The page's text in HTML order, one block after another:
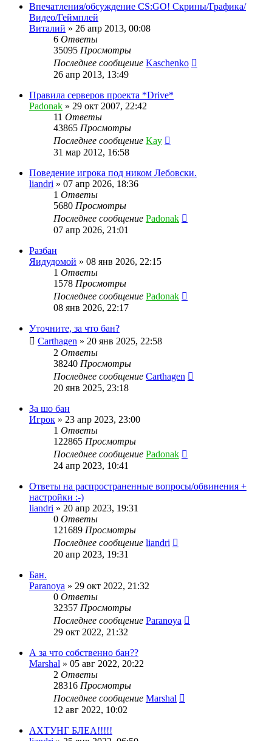
Впечатления/обсуждение CS:GO! Скрины/Графика/
Видео/Геймплей
Виталий » 26 апр 2013, 00:08
6 Ответы
35095 Просмотры
Последнее сообщение Kaschenko
26 апр 2013, 13:49
Правила серверов проекта *Drive*
Padonak » 29 окт 2007, 22:42
11 Ответы
43865 Просмотры
Последнее сообщение Kay
31 мар 2012, 16:58
Поведение игрока под ником Лебовски.
liandri » 07 апр 2026, 18:36
1 Ответы
5680 Просмотры
Последнее сообщение Padonak
07 апр 2026, 21:01
Разбан
Яидудомой » 08 янв 2026, 22:15
1 Ответы
1578 Просмотры
Последнее сообщение Padonak
08 янв 2026, 22:17
Уточните, за что бан?
Carthagen » 20 янв 2025, 22:58
2 Ответы
38240 Просмотры
Последнее сообщение Carthagen
20 янв 2025, 23:18
За шо бан
Игрок » 23 апр 2023, 23:00
1 Ответы
122865 Просмотры
Последнее сообщение Padonak
24 апр 2023, 10:41
Ответы на распространенные вопросы/обвинения +
настройки :-)
liandri » 20 апр 2023, 19:31
0 Ответы
121689 Просмотры
Последнее сообщение liandri
20 апр 2023, 19:31
Бан.
Paranoya » 29 окт 2022, 21:32
0 Ответы
32357 Просмотры
Последнее сообщение Paranoya
29 окт 2022, 21:32
А за что собственно бан??
Marshal » 05 авг 2022, 20:22
2 Ответы
28316 Просмотры
Последнее сообщение Marshal
12 авг 2022, 10:02
АХТУНГ БЛЕА!!!!!